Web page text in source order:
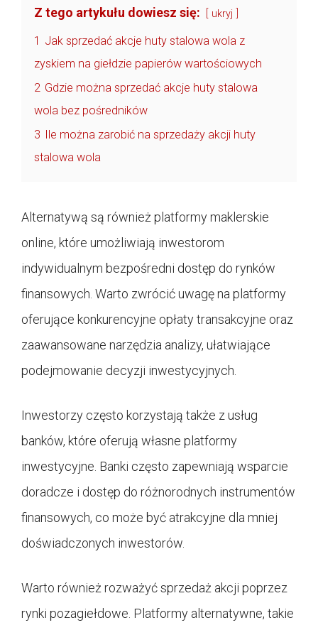
Z tego artykułu dowiesz się: ukryj
1 Jak sprzedać akcje huty stalowa wola z
zyskiem na giełdzie papierów wartościowych
2 Gdzie można sprzedać akcje huty stalowa
wola bez pośredników
3 Ile można zarobić na sprzedaży akcji huty
stalowa wola
Alternatywą są również platformy maklerskie
online, które umożliwiają inwestorom
indywidualnym bezpośredni dostęp do rynków
finansowych. Warto zwrócić uwagę na platformy
oferujące konkurencyjne opłaty transakcyjne oraz
zaawansowane narzędzia analizy, ułatwiające
podejmowanie decyzji inwestycyjnych.
Inwestorzy często korzystają także z usług
banków, które oferują własne platformy
inwestycyjne. Banki często zapewniają wsparcie
doradcze i dostęp do różnorodnych instrumentów
finansowych, co może być atrakcyjne dla mniej
doświadczonych inwestorów.
Warto również rozważyć sprzedaż akcji poprzez
rynki pozagiełdowe. Platformy alternatywne, takie